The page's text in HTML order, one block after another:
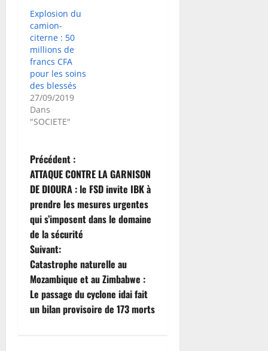
Explosion du
camion-
citerne : 50
millions de
francs CFA
pour les soins
des blessés
27/09/2019
Dans
"SOCIETE"
N
a
v
i
g
a
t
Précédent :
ATTAQUE CONTRE LA GARNISON
DE DIOURA : le FSD invite IBK à
prendre les mesures urgentes
qui s’imposent dans le domaine
de la sécurité
Suivant:
Catastrophe naturelle au
Mozambique et au Zimbabwe :
Le passage du cyclone idai fait
un bilan provisoire de 173 morts